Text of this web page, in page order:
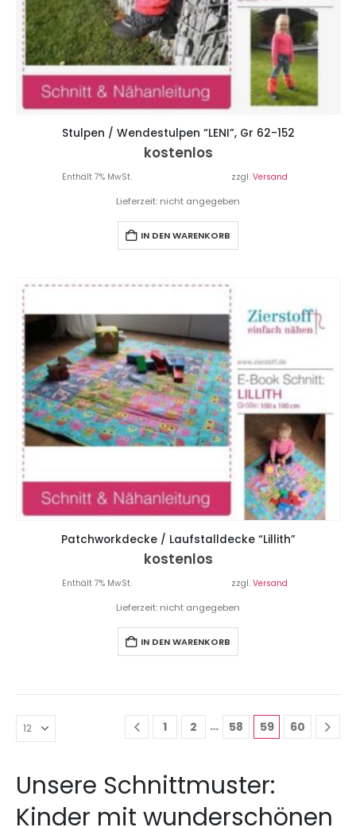
Stulpen / Wendestulpen “LENI”, Gr 62-152
kostenlos
Enthält 7% MwSt. zzgl. Versand
Lieferzeit: nicht angegeben
IN DEN WARENKORB
Patchworkdecke / Laufstalldecke “Lillith”
kostenlos
Enthält 7% MwSt. zzgl. Versand
Lieferzeit: nicht angegeben
IN DEN WARENKORB
1 2 … 58 59 60
Unsere Schnittmuster:
Kinder mit wunderschönen